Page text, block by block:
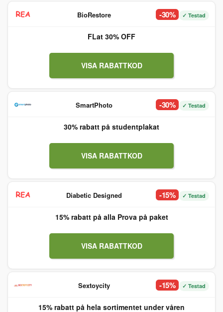
BioRestore -30% ✓ Testad
FLat 30% OFF
VISA RABATTKOD
SmartPhoto -30% ✓ Testad
30% rabatt på studentplakat
VISA RABATTKOD
Diabetic Designed -15% ✓ Testad
15% rabatt på alla Prova på paket
VISA RABATTKOD
Sextoycity -15% ✓ Testad
15% rabatt på hela sortimentet under våren